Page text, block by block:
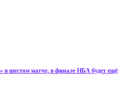
в шестом матче, в финале НБА будет ещё